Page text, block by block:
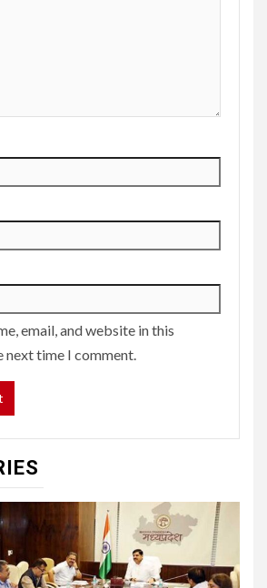
email, and website in this
next time I comment.